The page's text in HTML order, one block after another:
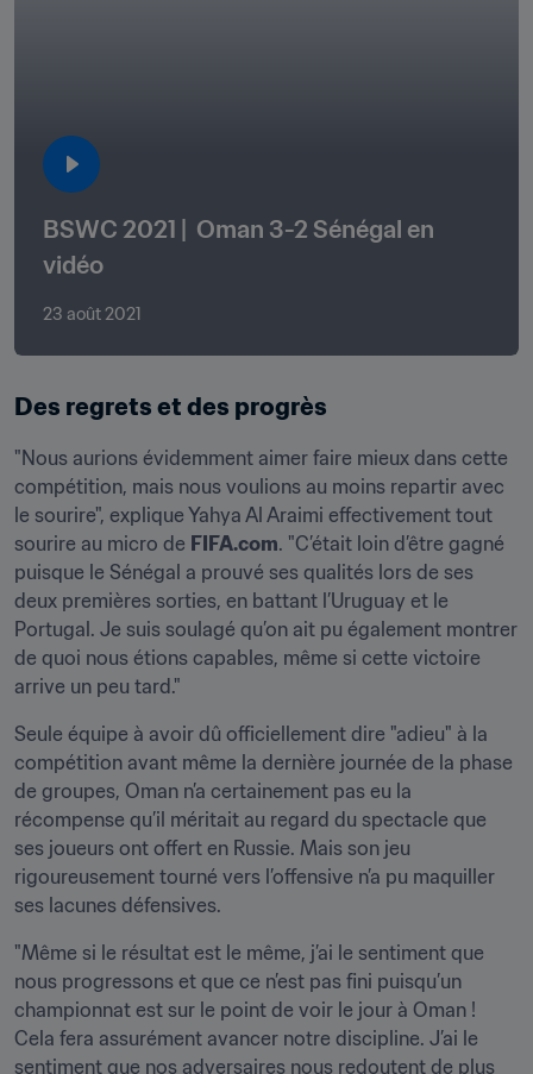
BSWC 2021 |  Oman 3-2 Sénégal en
vidéo
23 août 2021
Des regrets et des progrès
"Nous aurions évidemment aimer faire mieux dans cette
compétition, mais nous voulions au moins repartir avec
le sourire", explique Yahya Al Araimi effectivement tout
sourire au micro de FIFA.com. "C’était loin d’être gagné
puisque le Sénégal a prouvé ses qualités lors de ses
deux premières sorties, en battant l’Uruguay et le
Portugal. Je suis soulagé qu’on ait pu également montrer
de quoi nous étions capables, même si cette victoire
arrive un peu tard."
Seule équipe à avoir dû officiellement dire "adieu" à la
compétition avant même la dernière journée de la phase
de groupes, Oman n’a certainement pas eu la
récompense qu’il méritait au regard du spectacle que
ses joueurs ont offert en Russie. Mais son jeu
rigoureusement tourné vers l’offensive n’a pu maquiller
ses lacunes défensives.
"Même si le résultat est le même, j’ai le sentiment que
nous progressons et que ce n’est pas fini puisqu’un
championnat est sur le point de voir le jour à Oman !
Cela fera assurément avancer notre discipline. J’ai le
sentiment que nos adversaires nous redoutent de plus